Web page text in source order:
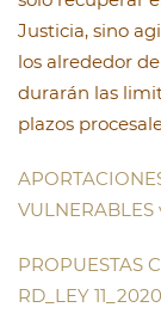
Justicia, sino
los alrededor
durarán las
plazos
VULNERABLES
PROPUESTAS
RD_LEY